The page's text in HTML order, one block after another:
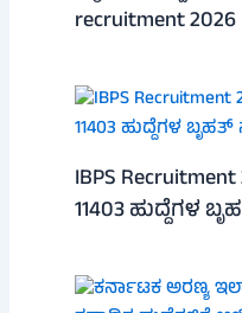
recruitment 2026
IBPS Recruitment
11403 ಹುದ್ದೆಗಳ